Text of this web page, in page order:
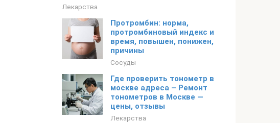
Лекарства
Протромбин: норма,
протромбиновый индекс и
время, повышен, понижен,
причины
Сосуды
Где проверить тонометр в
москве адреса – Ремонт
тонометров в Москве —
цены, отзывы
Лекарства